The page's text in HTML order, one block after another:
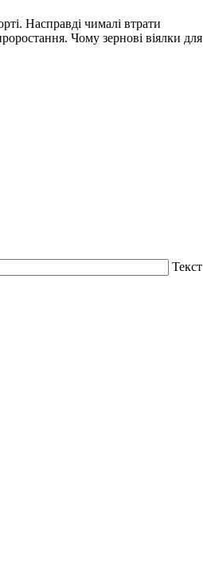
Насправді чималі втрати
Чому зернові віялки для
Текст